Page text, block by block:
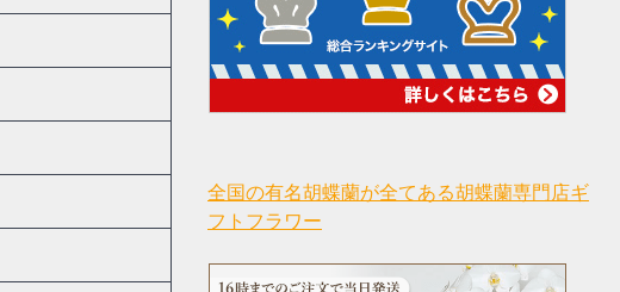
全国の有名胡蝶蘭が全てある胡蝶蘭専門店ギ
フトフラワー